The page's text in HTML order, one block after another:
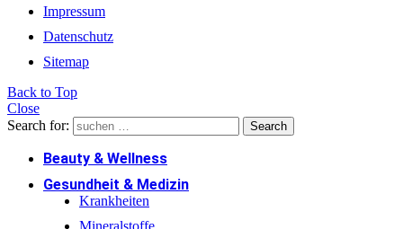
Impressum
Datenschutz
Sitemap
Back to Top
Close
Search for:
Search
Beauty & Wellness
Gesundheit & Medizin
Krankheiten
Mineralstoffe